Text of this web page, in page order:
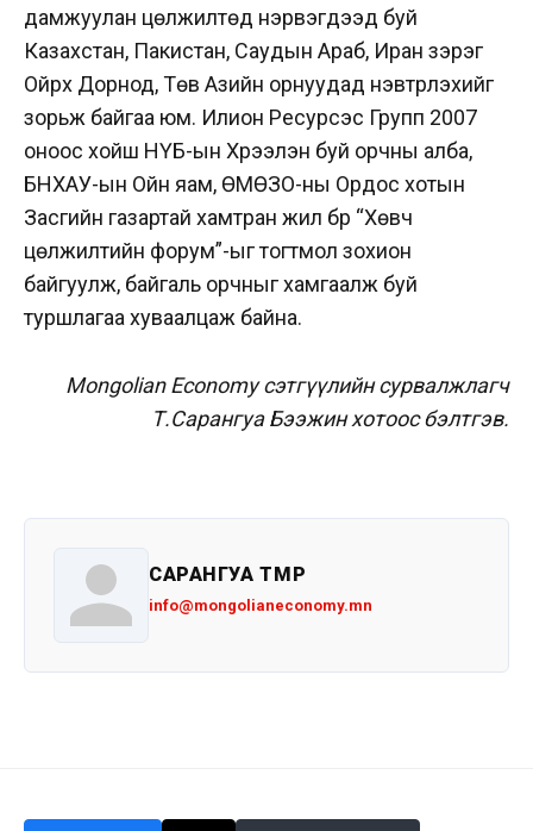
дамжуулан цөлжилтөд нэрвэгдээд буй
Казахстан, Пакистан, Саудын Араб, Иран зэрэг
Ойрх Дорнод, Төв Азийн орнуудад нэвтрүүлэхийг
зорьж байгаа юм. Илион Ресурсэс Групп 2007
оноос хойш НҮБ-ын Хүрээлэн буй орчны алба,
БНХАУ-ын Ойн яам, ӨМӨЗО-ны Ордос хотын
Засгийн газартай хамтран жил бүр “Хөвч
цөлжилтийн форум”-ыг тогтмол зохион
байгуулж, байгаль орчныг хамгаалж буй
туршлагаа хуваалцаж байна.
Mongolian Economy сэтгүүлийн сурвалжлагч
Т.Сарангуа Бээжин хотоос бэлтгэв.
САРАНГУА ТӨМӨР
info@mongolianeconomy.mn